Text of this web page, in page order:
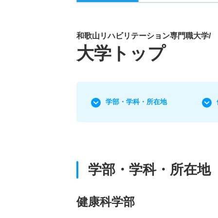
和歌山リハビリテーション専門職大学/
大学トップ
学部・学科・所在地
学部・学科・所在地
健康科学部